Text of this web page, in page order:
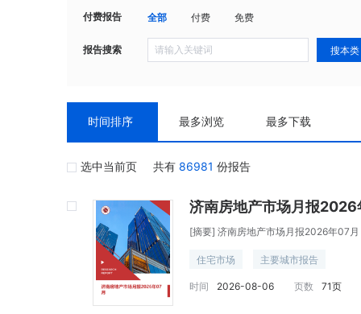
付费报告 全部 付费 免费
报告搜索 搜本类
时间排序 最多浏览 最多下载
选中当前页 共有 86981 份报告
济南房地产市场月报
[摘要] 济南房地产市场月报2026年07月
住宅市场 主要城市报告
时间 2026-08-06 页数 71页